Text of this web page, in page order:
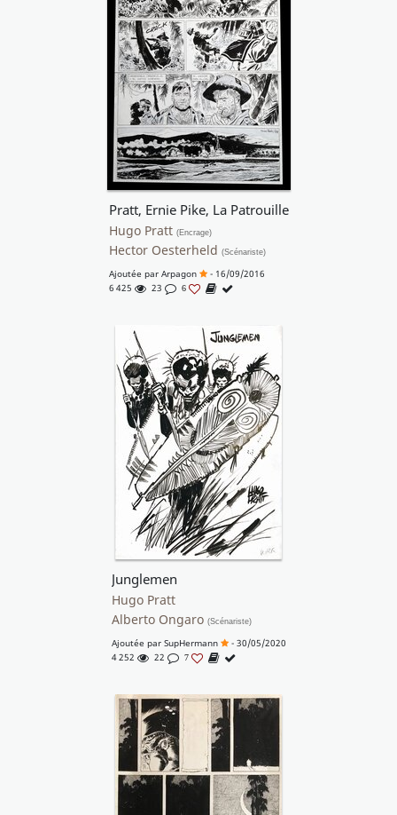
Pratt, Ernie Pike, La Patrouille
Hugo Pratt (Encrage)
Hector Oesterheld (Scénariste)
Ajoutée par Arpagon
- 16/09/2016
6 425
23 6
Junglemen
Hugo Pratt
Alberto Ongaro (Scénariste)
Ajoutée par SupHermann
- 30/05/2020
4 252
22 7